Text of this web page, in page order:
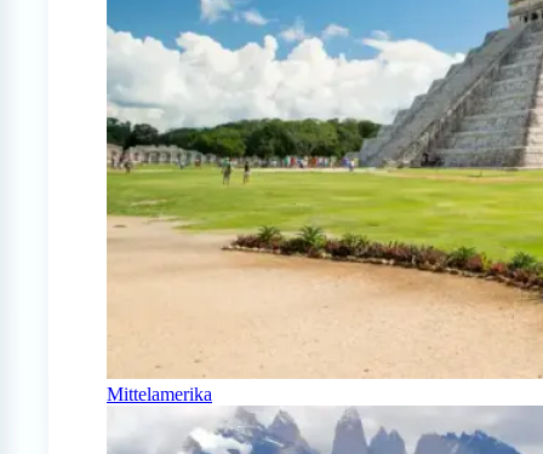
Mittelamerika